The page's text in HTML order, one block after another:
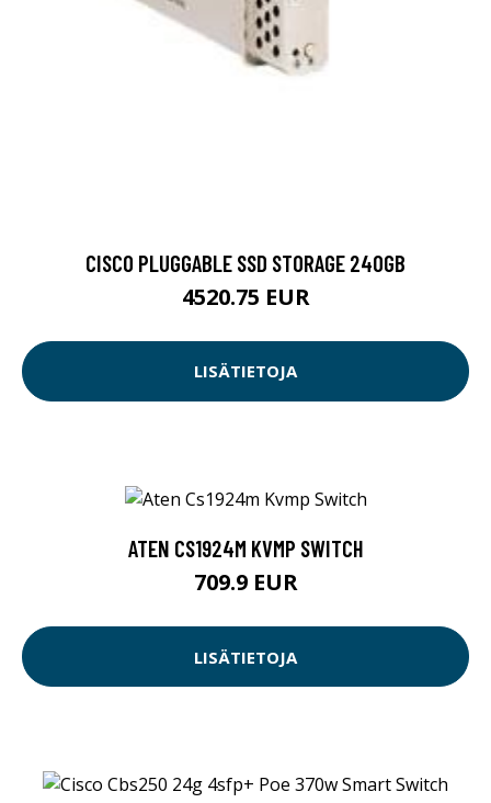
CISCO PLUGGABLE SSD STORAGE 240GB
4520.75 EUR
LISÄTIETOJA
ATEN CS1924M KVMP SWITCH
709.9 EUR
LISÄTIETOJA